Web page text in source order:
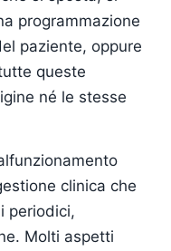
programmazione
paziente, oppure
queste
né le stesse
clinica che
periodici,
Molti aspetti